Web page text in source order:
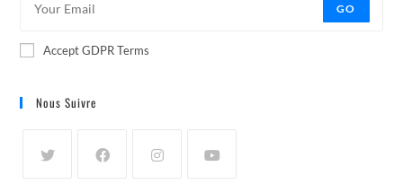
GO
Accept GDPR Terms
Nous Suivre